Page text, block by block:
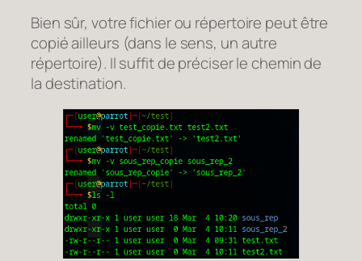
Bien sûr, votre fichier ou répertoire peut être
copié ailleurs (dans le sens, un autre
répertoire). Il suffit de préciser le chemin de
la destination.